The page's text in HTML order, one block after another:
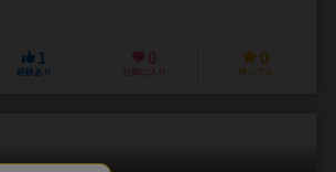
1
経験あり
0
お気に入り
0
持ってる